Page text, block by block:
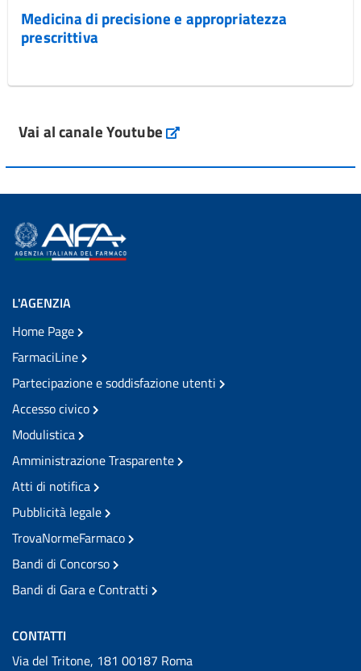
Medicina di precisione e appropriatezza
prescrittiva
Vai al canale Youtube
L'AGENZIA
Home Page
FarmaciLine
Partecipazione e soddisfazione utenti
Accesso civico
Modulistica
Amministrazione Trasparente
Atti di notifica
Pubblicità legale
TrovaNormeFarmaco
Bandi di Concorso
Bandi di Gara e Contratti
CONTATTI
Via del Tritone, 181 00187 Roma